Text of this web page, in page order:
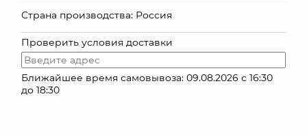
Страна производства: Россия
Проверить условия доставки
Ближайшее время самовывоза: 09.08.2026 с 16:30
до 18:30